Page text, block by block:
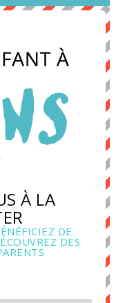
À LA
DE
DES